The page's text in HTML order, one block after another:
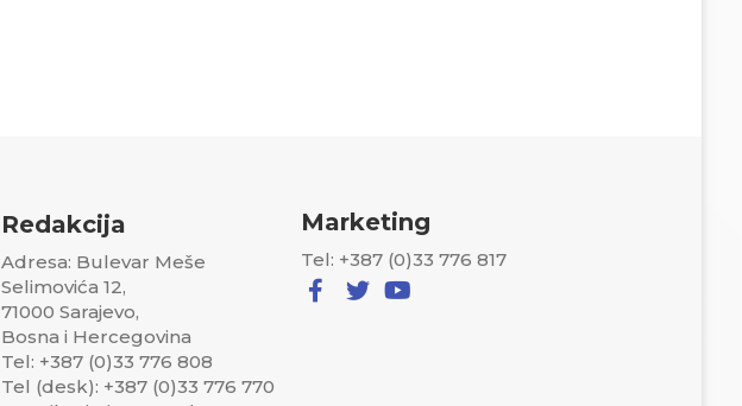
Redakcija
Adresa: Bulevar Meše
Selimovića 12,
71000 Sarajevo,
Bosna i Hercegovina
Tel: +387 (0)33 776 808
Tel (desk): +387 (0)33 776 770
Marketing
Tel: +387 (0)33 776 817